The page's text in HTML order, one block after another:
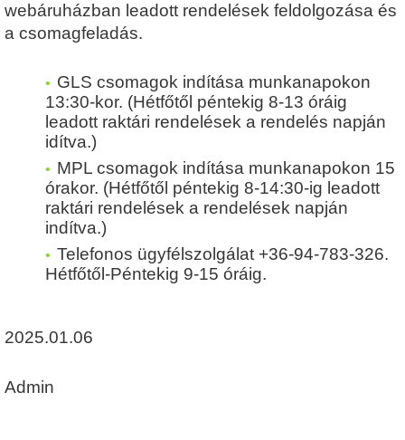
webáruházban leadott rendelések feldolgozása és
a csomagfeladás.
GLS csomagok indítása munkanapokon
13:30-kor. (Hétfőtől péntekig 8-13 óráig
leadott raktári rendelések a rendelés napján
idítva.)
MPL csomagok indítása munkanapokon 15
órakor. (Hétfőtől péntekig 8-14:30-ig leadott
raktári rendelések a rendelések napján
indítva.)
Telefonos ügyfélszolgálat +36-94-783-326.
Hétfőtől-Péntekig 9-15 óráig.
2025.01.06
Admin